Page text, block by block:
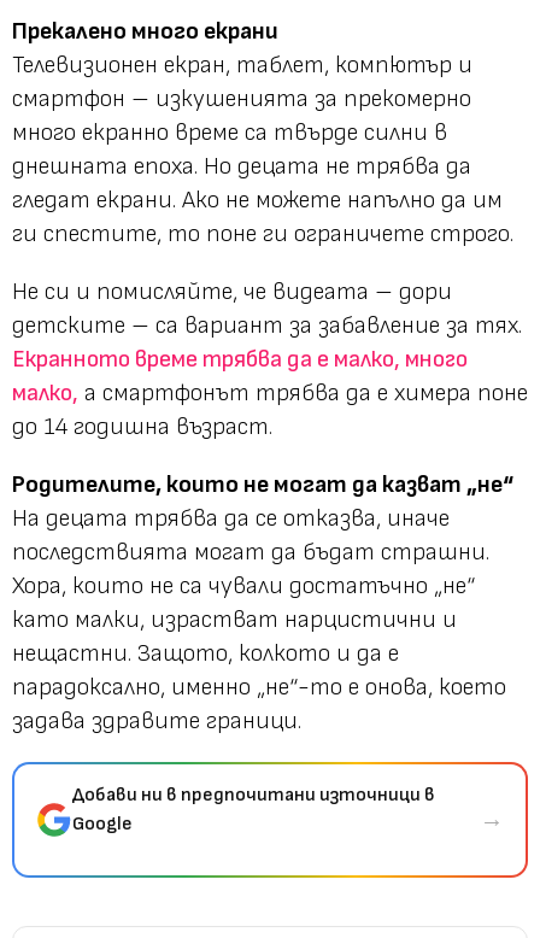
Прекалено много екрани
Телевизионен екран, таблет, компютър и
смартфон – изкушенията за прекомерно
много екранно време са твърде силни в
днешната епоха. Но децата не трябва да
гледат екрани. Ако не можете напълно да им
ги спестите, то поне ги ограничете строго.
Не си и помисляйте, че видеата – дори
детските – са вариант за забавление за тях.
Екранното време трябва да е малко, много
малко, а смартфонът трябва да е химера поне
до 14 годишна възраст.
Родителите, които не могат да казват „не“
На децата трябва да се отказва, иначе
последствията могат да бъдат страшни.
Хора, които не са чували достатъчно „не“
като малки, израстват нарцистични и
нещастни. Защото, колкото и да е
парадоксално, именно „не“-то е онова, което
задава здравите граници.
Добави ни в предпочитани източници в
Google
→